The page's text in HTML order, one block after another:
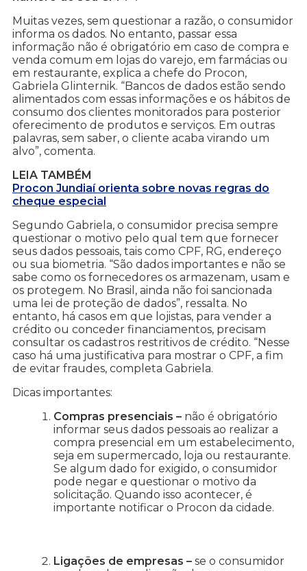
Muitas vezes, sem questionar a razão, o consumidor
informa os dados. No entanto, passar essa
informação não é obrigatório em caso de compra e
venda comum em lojas do varejo, em farmácias ou
em restaurante, explica a chefe do Procon,
Gabriela Glinternik. “Bancos de dados estão sendo
alimentados com essas informações e os hábitos de
consumo dos clientes monitorados para posterior
oferecimento de produtos e serviços. Em outras
palavras, sem saber, o cliente acaba virando um
alvo”, comenta.
LEIA TAMBÉM
Procon Jundiaí orienta sobre novas regras do
cheque especial
Segundo Gabriela, o consumidor precisa sempre
questionar o motivo pelo qual tem que fornecer
seus dados pessoais, tais como CPF, RG, endereço
ou sua biometria. “São dados importantes e não se
sabe como os fornecedores os armazenam, usam e
os protegem. No Brasil, ainda não foi sancionada
uma lei de proteção de dados”, ressalta. No
entanto, há casos em que lojistas, para vender a
crédito ou conceder financiamentos, precisam
consultar os cadastros restritivos de crédito. “Nesse
caso há uma justificativa para mostrar o CPF, a fim
de evitar fraudes, completa Gabriela.
Dicas importantes:
Compras presenciais – não é obrigatório
informar seus dados pessoais ao realizar a
compra presencial em um estabelecimento,
seja em supermercado, loja ou restaurante.
Se algum dado for exigido, o consumidor
pode negar e questionar o motivo da
solicitação. Quando isso acontecer, é
importante notificar o Procon da cidade.
Ligações de empresas – se o consumidor